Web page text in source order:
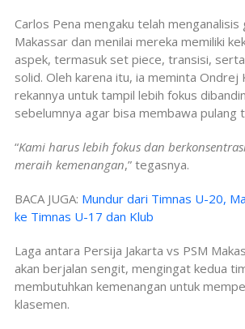
Carlos Pena mengaku telah menganalisis
Makassar dan menilai mereka memiliki
aspek, termasuk set piece, transisi,
solid. Oleh karena itu, ia meminta Ondrej
rekannya untuk tampil lebih fokus
sebelumnya agar bisa membawa pulang
“Kami harus lebih fokus dan
meraih kemenangan,” tegasnya.
BACA JUGA: Mundur dari Timnas U-20,
ke Timnas U-17 dan Klub
Laga antara Persija Jakarta vs PSM
akan berjalan sengit, mengingat kedua
membutuhkan kemenangan untuk
klasemen.